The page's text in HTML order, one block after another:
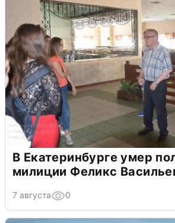
В Екатеринбурге умер
милиции Феликс
7 августа 0